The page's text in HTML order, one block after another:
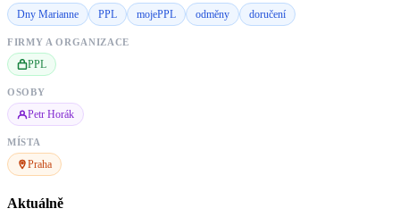
Dny Marianne PPL mojePPL odměny doručení
FIRMY A ORGANIZACE
PPL
OSOBY
Petr Horák
MÍSTA
Praha
Aktuálně